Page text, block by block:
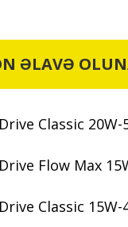
ƏLAVƏ
Classic 20W-
Flow Max
Classic 15W-